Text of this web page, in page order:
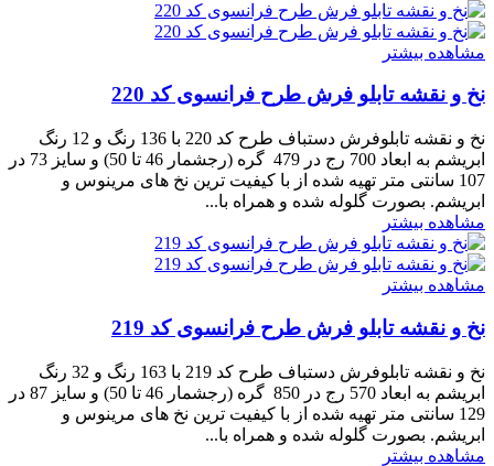
مشاهده بیشتر
نخ و نقشه تابلو فرش طرح فرانسوی کد 220
نخ و نقشه تابلوفرش دستباف طرح کد 220 با 136 رنگ و 12 رنگ
ابریشم به ابعاد 700 رج در 479 گره (رجشمار 46 تا 50) و سایز 73 در
107 سانتی متر تهیه شده از با کیفیت ترین نخ های مرینوس و
ابریشم. بصورت گلوله شده و همراه با...
مشاهده بیشتر
مشاهده بیشتر
نخ و نقشه تابلو فرش طرح فرانسوی کد 219
نخ و نقشه تابلوفرش دستباف طرح کد 219 با 163 رنگ و 32 رنگ
ابریشم به ابعاد 570 رج در 850 گره (رجشمار 46 تا 50) و سایز 87 در
129 سانتی متر تهیه شده از با کیفیت ترین نخ های مرینوس و
ابریشم. بصورت گلوله شده و همراه با...
مشاهده بیشتر